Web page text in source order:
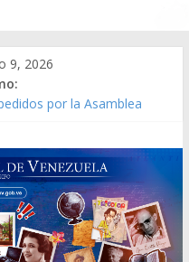
9, 2026
por la Asamblea
año CXXXIII Mes V,
Bor